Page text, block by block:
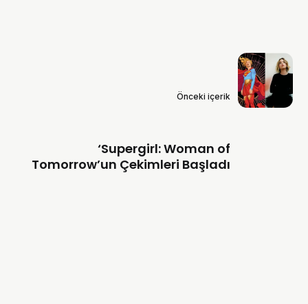
Önceki içerik
‘Supergirl: Woman of
Tomorrow’un Çekimleri Başladı